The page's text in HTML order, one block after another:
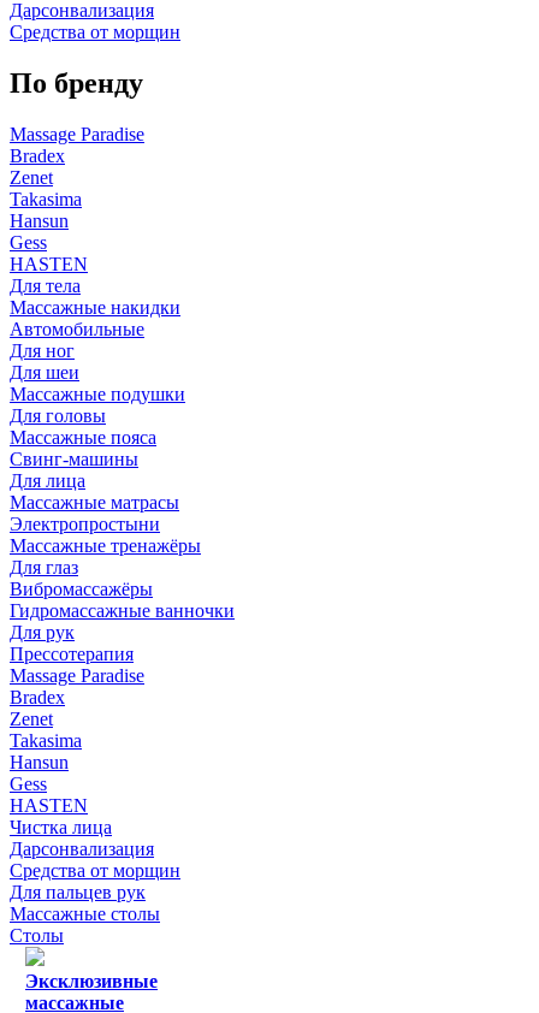
Дарсонвализация
Средства от морщин
По бренду
Massage Paradise
Bradex
Zenet
Takasima
Hansun
Gess
HASTEN
Для тела
Массажные накидки
Автомобильные
Для ног
Для шеи
Массажные подушки
Для головы
Массажные пояса
Свинг-машины
Для лица
Массажные матрасы
Электропростыни
Массажные тренажёры
Для глаз
Вибромассажёры
Гидромассажные ванночки
Для рук
Прессотерапия
Massage Paradise
Bradex
Zenet
Takasima
Hansun
Gess
HASTEN
Чистка лица
Дарсонвализация
Средства от морщин
Для пальцев рук
Массажные столы
Столы
Эксклюзивные
массажные